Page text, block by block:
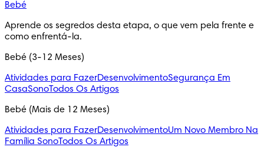
Bebé
Aprende os segredos desta etapa, o que vem pela frente e
como enfrentá-la.
Bebé (3-12 Meses)
Atividades para FazerDesenvolvimentoSegurança Em
CasaSonoTodos Os Artigos
Bebé (Mais de 12 Meses)
Atividades para FazerDesenvolvimentoUm Novo Membro Na
Família SonoTodos Os Artigos